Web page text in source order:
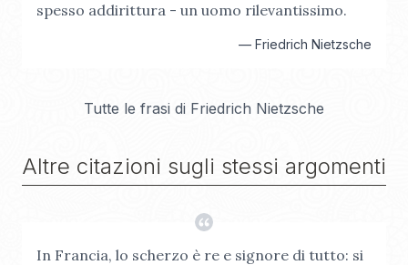
spesso addirittura - un uomo rilevantissimo.
— Friedrich Nietzsche
Tutte le frasi di Friedrich Nietzsche
Altre citazioni sugli stessi argomenti
In Francia, lo scherzo è re e signore di tutto: si